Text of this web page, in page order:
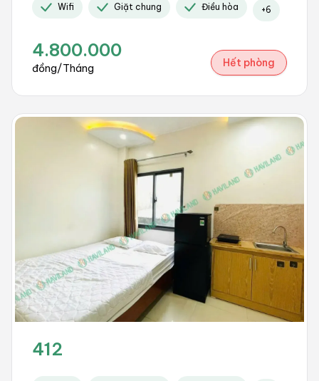
Wifi Giặt chung Điều hòa +6
4.800.000
đồng/Tháng Hết phòng
412